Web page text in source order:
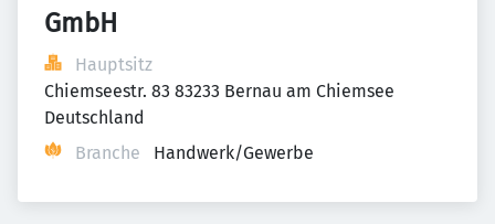
GmbH
Hauptsitz
Chiemseestr. 83 83233 Bernau am Chiemsee
Deutschland
Branche
Handwerk/Gewerbe